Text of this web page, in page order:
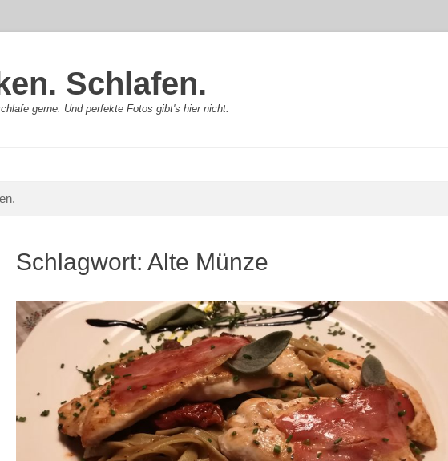
Schlafen.
gerne. Und perfekte Fotos gibt's hier nicht.
Schlagwort: Alte Münze